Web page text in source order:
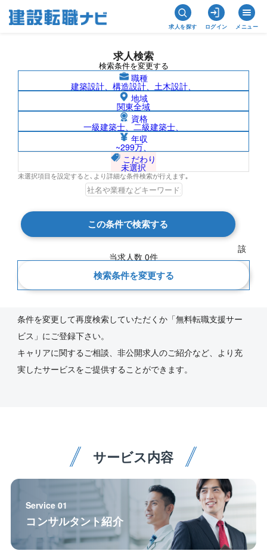
求人を探す ログイン メニュー
求人検索
検索条件を変更する
職種
建築設計、構造設計、土木設計、
地域
関東全域
資格
一級建築士、二級建築士、
年収
~299万、
こだわり
未選択
未選択項目を設定すると､より詳細な条件検索が行えます｡
この条件で検索する
該
当求人数 0件
検索条件を変更する
神奈川県/社名非公開の求人検索結果一覧
検索結果 0 件
現在の検索条件
条件を変更して再度検索していただくか「無料転職支援サー
ビス」にご登録下さい。
キャリアに関するご相談、非公開求人のご紹介など、より充
実したサービスをご提供することができます。
サービス内容
Service 01
コンサルタント紹介